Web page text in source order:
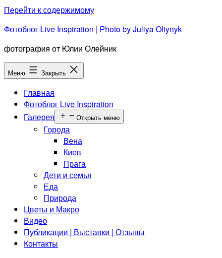
Перейти к содержимому
Фотоблог Live Inspiration | Photo by Juliya Oliynyk
фотография от Юлии Олейник
Меню Закрыть
Главная
Фотоблог Live Inspiration
Галерея
Открыть меню
Города
Вена
Киев
Прага
Дети и семья
Еда
Природа
Цветы и Макро
Видео
Публикации | Выставки | Отзывы
Контакты